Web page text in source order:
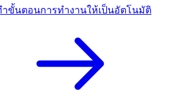
ำขั้นตอนการทำงานให้เป็นอัตโนมัติ